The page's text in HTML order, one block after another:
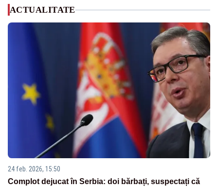
ACTUALITATE
24 feb. 2026, 15:50
Complot dejucat în Serbia: doi bărbați, suspectați că